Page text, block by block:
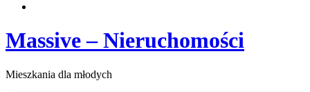
Massive – Nieruchomości
Mieszkania dla młodych